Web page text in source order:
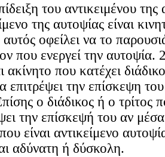
του αντικειμένου
της αυτοψίας είναι
αυτός οφείλει να το
που ενεργεί την αυτοψία.
ακίνητο που κατέχει
επιτρέψει την επίσκεψη
ο διάδικος ή ο τρίτος
την επίσκεψή του αν
είναι αντικείμενο
αδύνατη ή δύσκολη.